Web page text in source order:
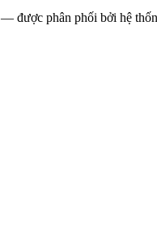
— được phân phối bởi hệ